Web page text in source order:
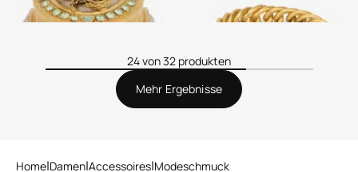
24 von 32 produkten
Mehr Ergebnisse
Home Damen Accessoires Modeschmuck